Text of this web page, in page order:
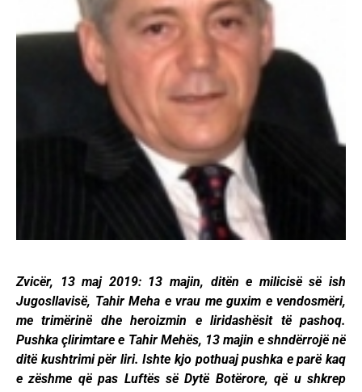
Zvicër, 13 maj 2019: 13 majin, ditën e milicisë së ish
Jugosllavisë, Tahir Meha e vrau me guxim e vendosmëri,
me trimërinë dhe heroizmin e liridashësit të pashoq.
Pushka çlirimtare e Tahir Mehës, 13 majin e shndërrojë në
ditë kushtrimi për liri. Ishte kjo pothuaj pushka e parë kaq
e zëshme që pas Luftës së Dytë Botërore, që u shkrep